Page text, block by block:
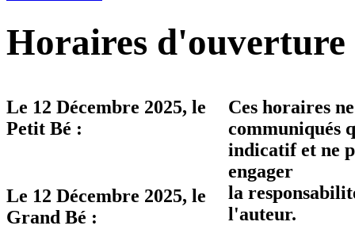
Horaires d'ouverture
Le 12 Décembre 2025, le
Petit Bé :
Le 12 Décembre 2025, le
Grand Bé :
Ces horaires
communiqués
indicatif et ne
engager
la
l'auteur.